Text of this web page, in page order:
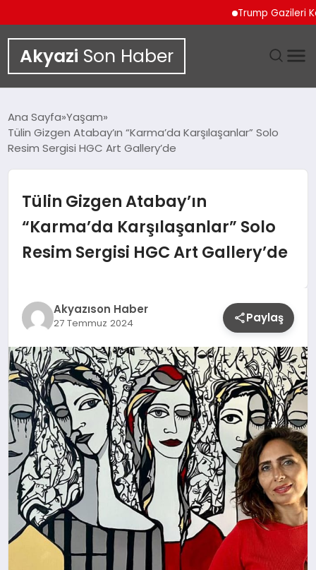
Trump Gazileri
Akyazi Son Haber
SIYASET
SPOR
YAŞAM
Ana Sayfa Yaşam
Tülin Gizgen Atabay’ın “Karma’da Karşılaşanlar” Solo
Resim Sergisi HGC Art Gallery’de
Tülin Gizgen Atabay’ın
“Karma’da Karşılaşanlar” Solo
Resim Sergisi HGC Art Gallery’de
Akyazıson Haber
27 Temmuz 2024 Paylaş